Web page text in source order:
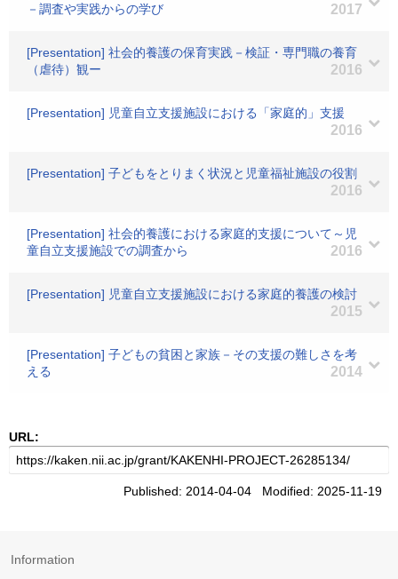
－調査や実践からの学び
2017
[Presentation] 社会的養護の保育実践－検証・専門職の養育
（虐待）観ー
2016
[Presentation] 児童自立支援施設における「家庭的」支援
2016
[Presentation] 子どもをとりまく状況と児童福祉施設の役割
2016
[Presentation] 社会的養護における家庭的支援について～児
童自立支援施設での調査から
2016
[Presentation] 児童自立支援施設における家庭的養護の検討
2015
[Presentation] 子どもの貧困と家族－その支援の難しさを考
える
2014
URL:
Published: 2014-04-04 Modified: 2025-11-19
Information